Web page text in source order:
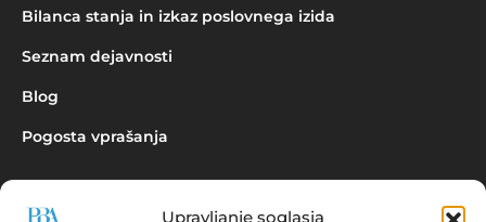
Upravljanje soglasja
Bilanca stanja in izkaz poslovnega izida
Seznam dejavnosti
Blog
Pogosta vprašanja